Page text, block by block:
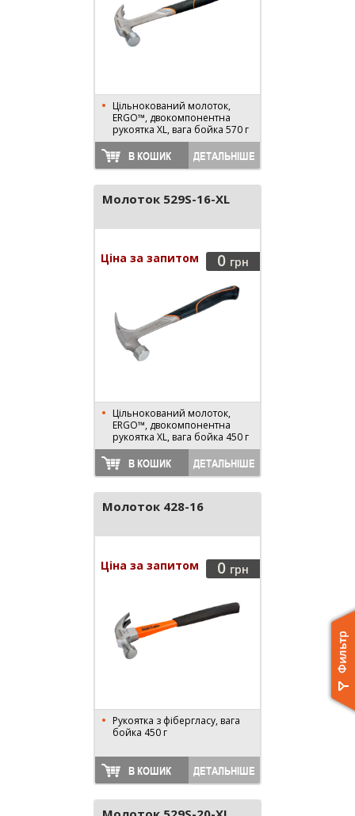
Цільнокований молоток,
ERGO™, двокомпонентна
рукоятка XL, вага бойка 570 г
В КОШИК ДЕТАЛЬНІШЕ
Молоток 529S-16-XL
0 грн
Ціна за запитом
Цільнокований молоток,
ERGO™, двокомпонентна
рукоятка XL, вага бойка 450 г
В КОШИК ДЕТАЛЬНІШЕ
Молоток 428-16
0 грн
Ціна за запитом
Рукоятка з фібергласу, вага
бойка 450 г
В КОШИК ДЕТАЛЬНІШЕ